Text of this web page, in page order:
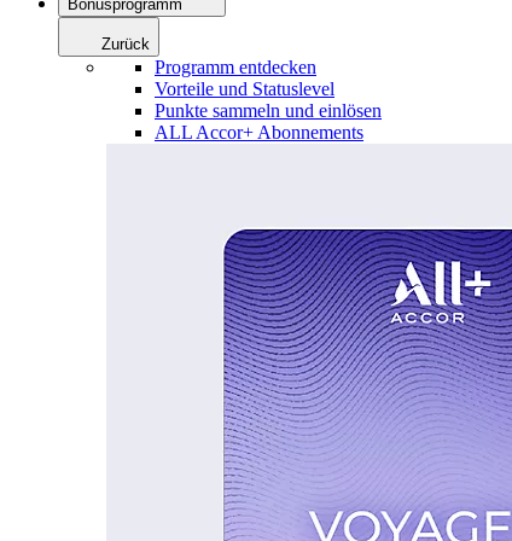
Bonusprogramm
Zurück
Programm entdecken
Vorteile und Statuslevel
Punkte sammeln und einlösen
ALL Accor+ Abonnements